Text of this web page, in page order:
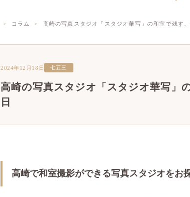
コラム 高崎の写真スタジオ「スタジオ華写」の和室で残す
2024年12月18日 七五三
高崎の写真スタジオ「スタジオ華写」
日
高崎で和室撮影ができる写真スタジオをお